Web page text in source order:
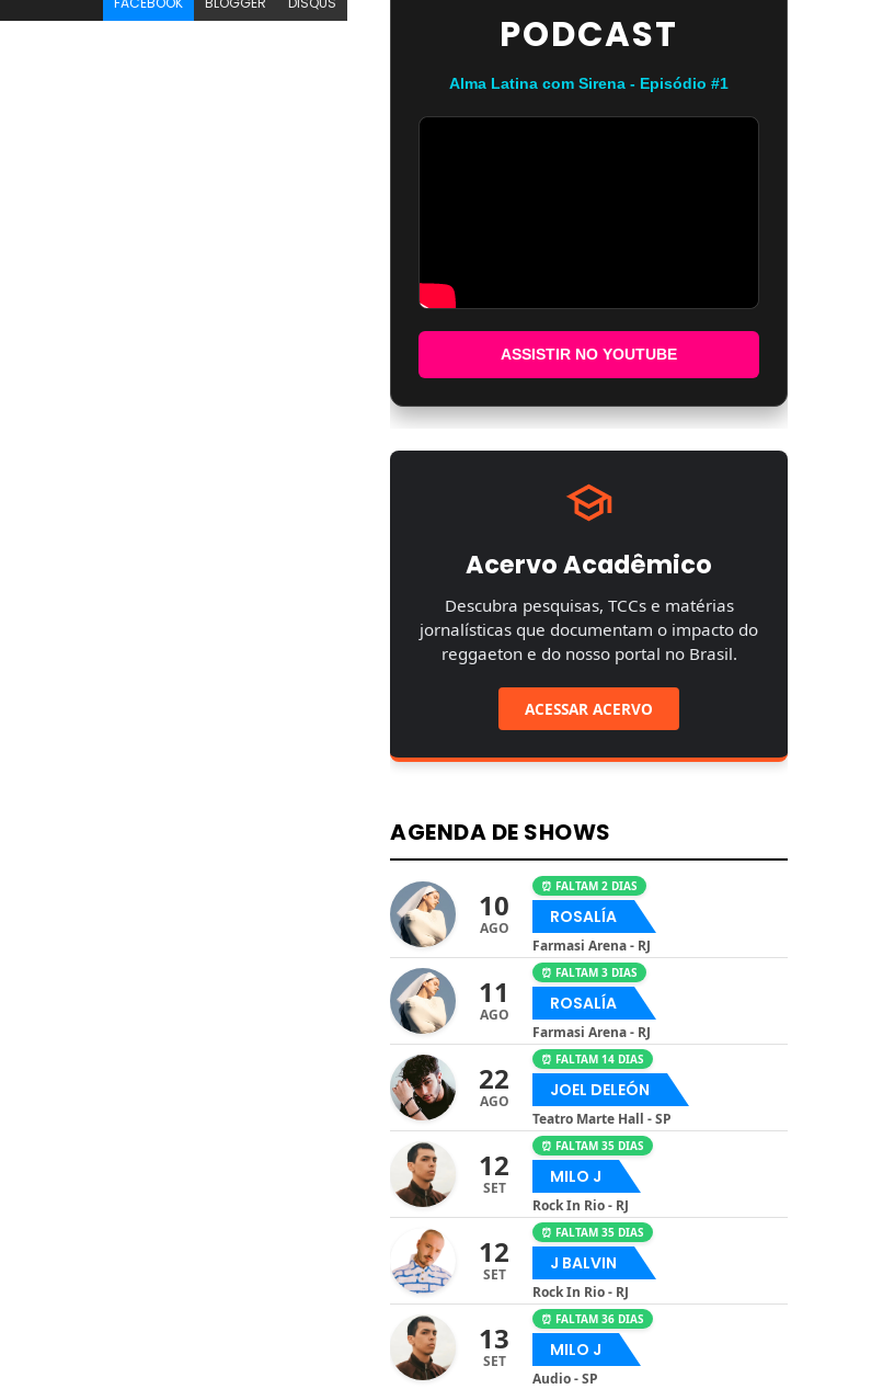
PODCAST
Alma Latina com Sirena - Episódio #1
ASSISTIR NO YOUTUBE
Acervo Acadêmico
Descubra pesquisas, TCCs e matérias
jornalísticas que documentam o impacto do
reggaeton e do nosso portal no Brasil.
ACESSAR ACERVO
AGENDA DE SHOWS
10
AGO
⏰ FALTAM 2 DIAS
ROSALÍA
Farmasi Arena - RJ
11
AGO
⏰ FALTAM 3 DIAS
ROSALÍA
Farmasi Arena - RJ
22
AGO
⏰ FALTAM 14 DIAS
JOEL DELEÓN
Teatro Marte Hall - SP
12
SET
⏰ FALTAM 35 DIAS
MILO J
Rock In Rio - RJ
12
SET
⏰ FALTAM 35 DIAS
J BALVIN
Rock In Rio - RJ
13
SET
⏰ FALTAM 36 DIAS
MILO J
Audio - SP